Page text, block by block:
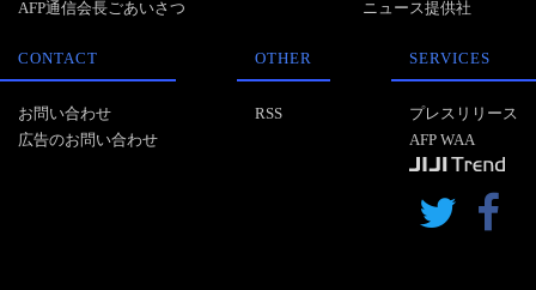
AFP通信会長ごあいさつ
ニュース提供社
CONTACT
お問い合わせ
広告のお問い合わせ
OTHER
RSS
SERVICES
プレスリリース
AFP WAA